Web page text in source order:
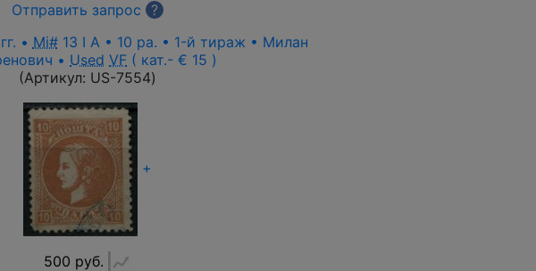
Отправить запрос
?
• Mi#13 I A • 10 pa. • 1-й тираж • Милан
• Used VF ( кат.- € 15 )
(Артикул: US-7554)
+
500 руб.